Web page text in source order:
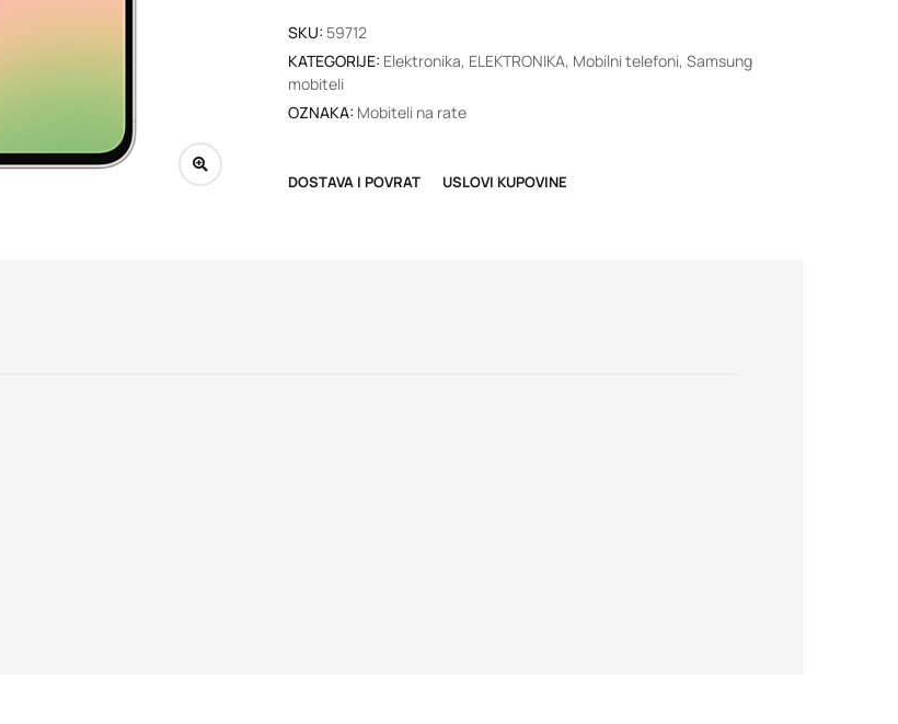
SKU: 59712
KATEGORIJE: Elektronika, ELEKTRONIKA, Mobilni telefoni, Samsung
mobiteli
OZNAKA: Mobiteli na rate
DOSTAVA I POVRAT USLOVI KUPOVINE